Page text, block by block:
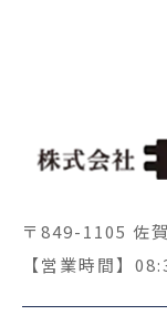
〒849-1105 佐
【営業時間】